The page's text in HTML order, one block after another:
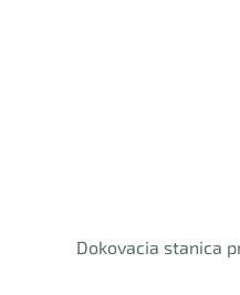
Dokovacia stanica